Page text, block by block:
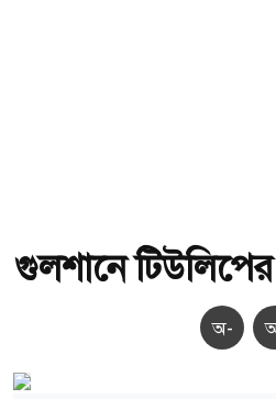
গুলশানে টিউলিপের
অ-